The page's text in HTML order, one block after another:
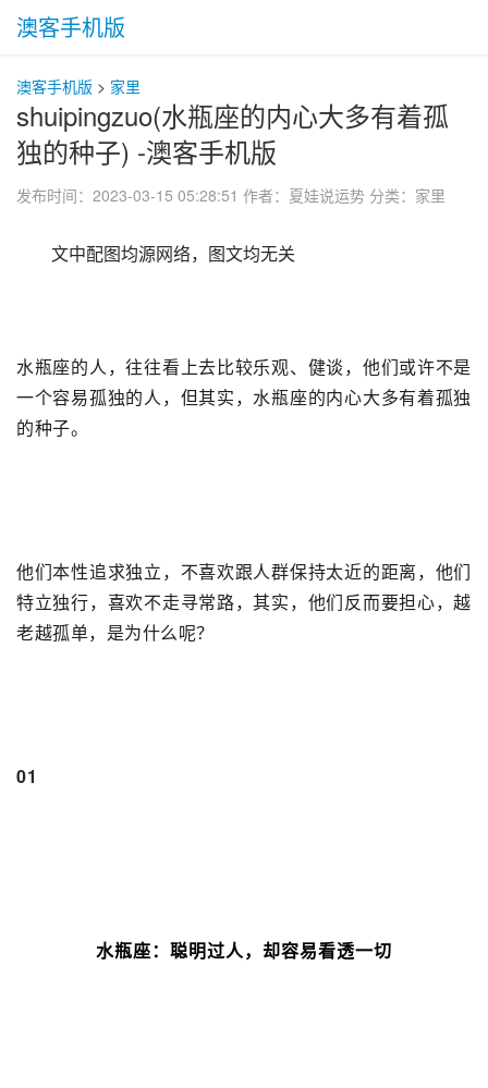
澳客手机版
澳客手机版 > 家里
shuipingzuo(水瓶座的内心大多有着孤
独的种子) -澳客手机版
发布时间：2023-03-15 05:28:51 作者：夏娃说运势 分类： 家里
文中配图均源网络，图文均无关
水瓶座的人，往往看上去比较乐观、健谈，他们或许不是
一个容易孤独的人，但其实，水瓶座的内心大多有着孤独
的种子。
他们本性追求独立，不喜欢跟人群保持太近的距离，他们
特立独行，喜欢不走寻常路，其实，他们反而要担心，越
老越孤单，是为什么呢？
01
水瓶座：聪明过人，却容易看透一切